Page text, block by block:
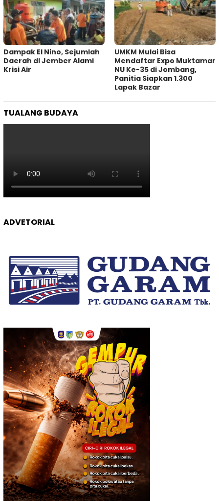
Dampak El Nino, Sejumlah
Daerah di Jember Alami
Krisi Air
UMKM Mulai Bisa
Mendaftar Expo Muktamar
NU Ke-35 di Jombang,
Panitia Siapkan 1.300
Lapak Bazar
TUALANG BUDAYA
ADVETORIAL